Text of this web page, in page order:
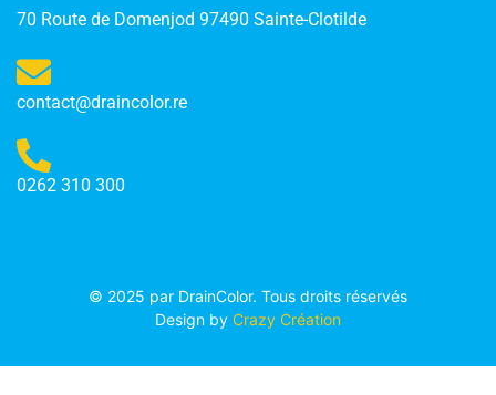
70 Route de Domenjod 97490 Sainte-Clotilde
contact@draincolor.re
0262 310 300
© 2025 par DrainColor. Tous droits réservés
Design by Crazy Création